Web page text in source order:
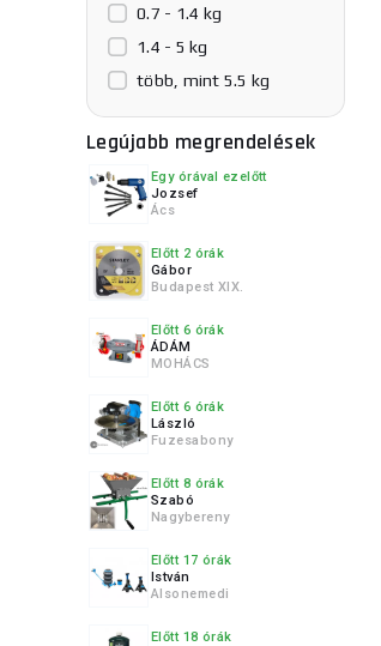
0.7 - 1.4 kg
1.4 - 5 kg
több, mint 5.5 kg
Legújabb megrendelések
Egy órával ezelőtt
Jozsef
Ács
Előtt 2 órák
Gábor
Budapest XIX.
Előtt 6 órák
ÁDÁM
MOHÁCS
Előtt 6 órák
László
Fuzesabony
Előtt 8 órák
Szabó
Nagybereny
Előtt 17 órák
István
Alsonemedi
Előtt 18 órák